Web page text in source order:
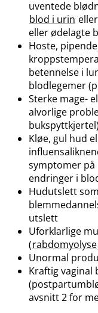
uventede
blod i urin
eller ødelagte
Hoste,
betennelse i
blodlegemer
Sterke mage-
alvorlige
bukspyttkjertel)
Kløe, gul hud
symptomer på
endringer i
Hudutslett
utslett
Uforklarlige
(rabdomyolyse
Unormal
Kraftig
avsnitt 2 for